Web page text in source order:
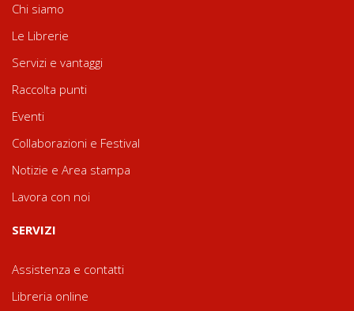
Chi siamo
Le Librerie
Servizi e vantaggi
Raccolta punti
Eventi
Collaborazioni e Festival
Notizie e Area stampa
Lavora con noi
SERVIZI
Assistenza e contatti
Libreria online